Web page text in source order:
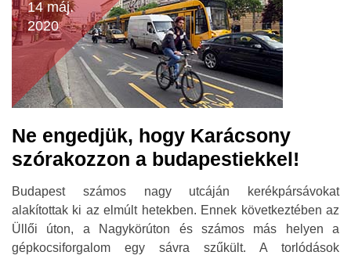
14 máj.
2020
Ne engedjük, hogy Karácsony
szórakozzon a budapestiekkel!
Budapest számos nagy utcáján kerékpársávokat
alakítottak ki az elmúlt hetekben. Ennek következtében az
Üllői úton, a Nagykörúton és számos más helyen a
gépkocsiforgalom egy sávra szűkült. A torlódások